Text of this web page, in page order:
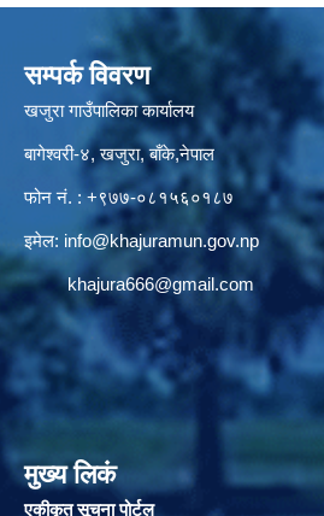
सम्पर्क विवरण
खजुरा गाउँपालिका कार्यालय
बागेश्वरी-४, खजुरा, बाँके,नेपाल
फोन नं. : +९७७-०८१५६०१८७
इमेल: info@khajuramun.gov.np
khajura666@gmail.com
मुख्य लिकं
एकीकृत सूचना पोर्टल